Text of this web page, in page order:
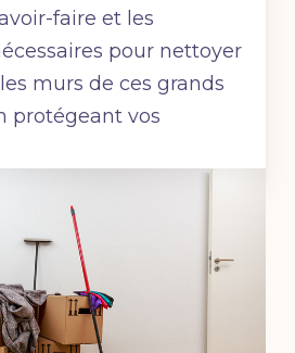
faire et les
pour nettoyer
murs de ces grands
protégeant vos